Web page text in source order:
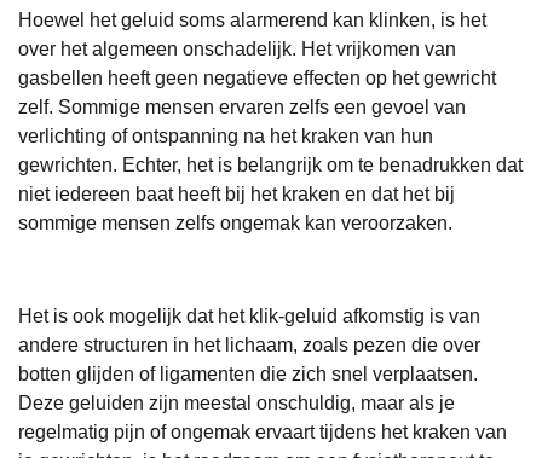
Hoewel het geluid soms alarmerend kan klinken, is het
over het algemeen onschadelijk. Het vrijkomen van
gasbellen heeft geen negatieve effecten op het gewricht
zelf. Sommige mensen ervaren zelfs een gevoel van
verlichting of ontspanning na het kraken van hun
gewrichten. Echter, het is belangrijk om te benadrukken dat
niet iedereen baat heeft bij het kraken en dat het bij
sommige mensen zelfs ongemak kan veroorzaken.
Het is ook mogelijk dat het klik-geluid afkomstig is van
andere structuren in het lichaam, zoals pezen die over
botten glijden of ligamenten die zich snel verplaatsen.
Deze geluiden zijn meestal onschuldig, maar als je
regelmatig pijn of ongemak ervaart tijdens het kraken van